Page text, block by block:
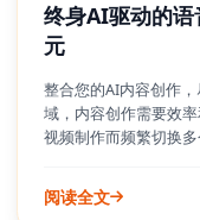
终身AI驱动的
元
整合您的AI内容创作
域，内容创作需要效
视频制作而频繁切换
个全面的平台将各种
作流程，释放了前所
阅读全文